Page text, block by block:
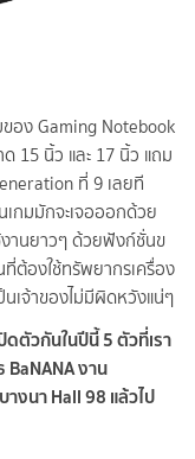
อง Gaming Notebook
15 นิ้ว และ 17 นิ้ว แถม
ที่ 9 เลยที
กมมักจะเจอออกด้วย
านยาวๆ ด้วยฟังก์ชั่นข
ที่ต้องใช้ทรัพยากรเครื่อง
นเจ้าของไม่มีผิดหวังแน่ๆ
ตัวกันในปีนี้ 5 ตัวที่เรา
งาน
างนา Hall 98 แล้วไป